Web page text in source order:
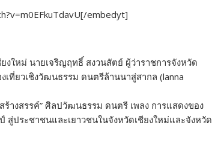
embedyt]
ใหม่ นายเจริญฤทธิ์ สงวนสัตย์ ผู้ว่าราชการจังหวัด
ที่ยวเชิงวัฒนธรรม ดนตรีล้านนาสู่สากล (lanna
ร้างสรรค์” ศิลปวัฒนธรรม ดนตรี เพลง การแสดงของ
ระชาชนและเยาวชนในจังหวัดเชียงใหม่และจังหวัด